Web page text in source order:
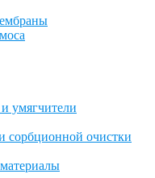
умягчители
сорбционной очистки